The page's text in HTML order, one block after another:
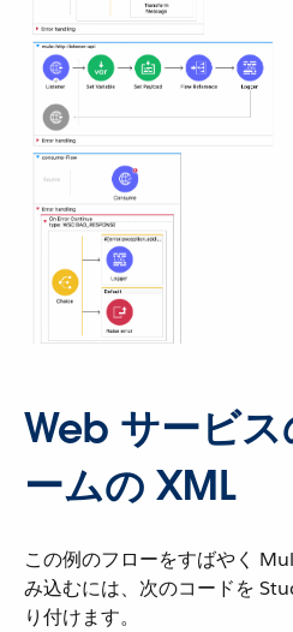
Web サービ
ームの XML
この例のフローをすばやく
み込むには、次のコードを
り付けます。